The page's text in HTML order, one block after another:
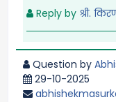
Reply by श्री.
Question by
29-10-2025